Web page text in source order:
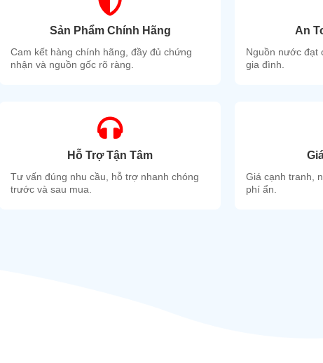
Sản Phẩm Chính Hãng
Cam kết hàng chính hãng, đầy đủ chứng
nhận và nguồn gốc rõ ràng.
An
Nguồn nước đạt
gia đình.
Hỗ Trợ Tận Tâm
Tư vấn đúng nhu cầu, hỗ trợ nhanh chóng
trước và sau mua.
Giá cạnh tranh,
phí ẩn.